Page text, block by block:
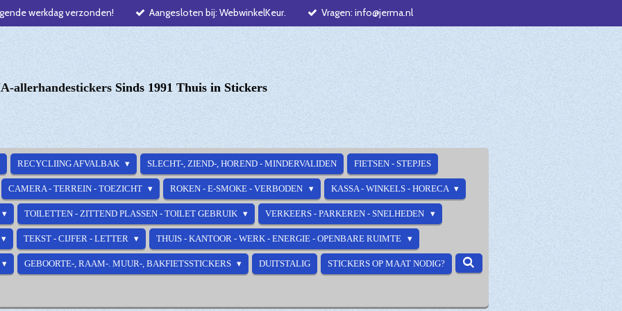
werkdag verzonden! Aangesloten bij: WebwinkelKeur. Vragen: info@jerma.nl
allerhandestickers Sinds 1991 Thuis in Stickers
RECYCLIING AFVALBAK SLECHT-, ZIEND-, HOREND - MINDERVALIDEN FIETSEN - STEPJES
CAMERA - TERREIN - TOEZICHT ROKEN - E-SMOKE - VERBODEN KASSA - WINKELS - HORECA
TOILETTEN - ZITTEND PLASSEN - TOILET GEBRUIK VERKEERS - PARKEREN - SNELHEDEN
TEKST - CIJFER - LETTER THUIS - KANTOOR - WERK - ENERGIE - OPENBARE RUIMTE
GEBOORTE-, RAAM-. MUUR-, BAKFIETSSTICKERS DUITSTALIG STICKERS OP MAAT NODIG?